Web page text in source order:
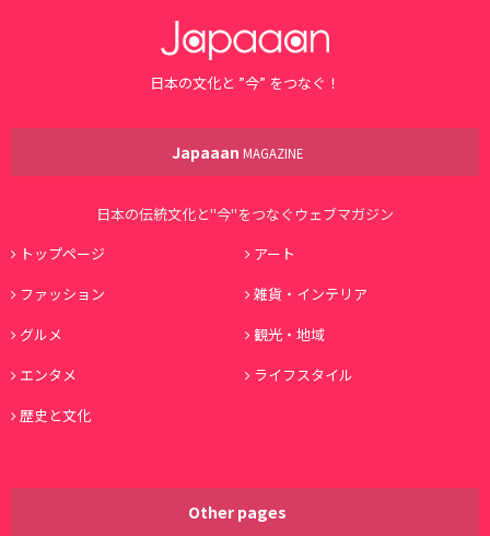
日本の文化と ”今” をつなぐ！
Japaaan MAGAZINE
日本の伝統文化と"今"をつなぐウェブマガジン
トップページ
アート
ファッション
雑貨・インテリア
グルメ
観光・地域
エンタメ
ライフスタイル
歴史と文化
Other pages